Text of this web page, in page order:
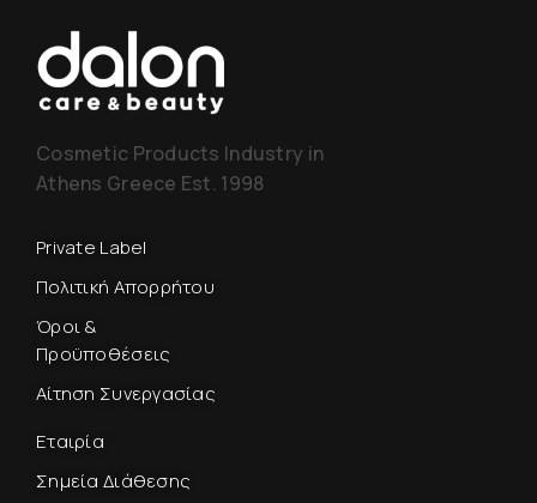
Cosmetic Products Industry in
Athens Greece Est. 1998
Private Label
Πολιτική Απορρήτου
Όροι &
Προϋποθέσεις
Αίτηση Συνεργασίας
Εταιρία
Σημεία Διάθεσης